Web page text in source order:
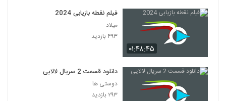
۰۱:۴۸:۴۵
فیلم نقطه بازیابی 2024
میلاد
۴۹۳ بازدید
دانلود قسمت 2 سریال لالایی
دوستی ها
۲۹۳ بازدید